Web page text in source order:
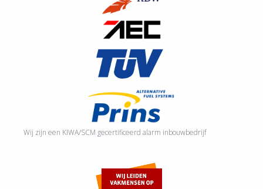
Wij zijn een KIWA/SCM gecertificeerd alarm inbouwbedrijf